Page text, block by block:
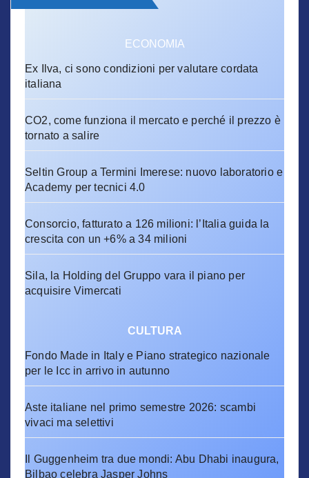
ECONOMIA
Ex Ilva, ci sono condizioni per valutare cordata
italiana
CO2, come funziona il mercato e perché il prezzo è
tornato a salire
Seltin Group a Termini Imerese: nuovo laboratorio e
Academy per tecnici 4.0
Consorcio, fatturato a 126 milioni: l’Italia guida la
crescita con un +6% a 34 milioni
Sila, la Holding del Gruppo vara il piano per
acquisire Vimercati
CULTURA
Fondo Made in Italy e Piano strategico nazionale
per le Icc in arrivo in autunno
Aste italiane nel primo semestre 2026: scambi
vivaci ma selettivi
Il Guggenheim tra due mondi: Abu Dhabi inaugura,
Bilbao celebra Jasper Johns